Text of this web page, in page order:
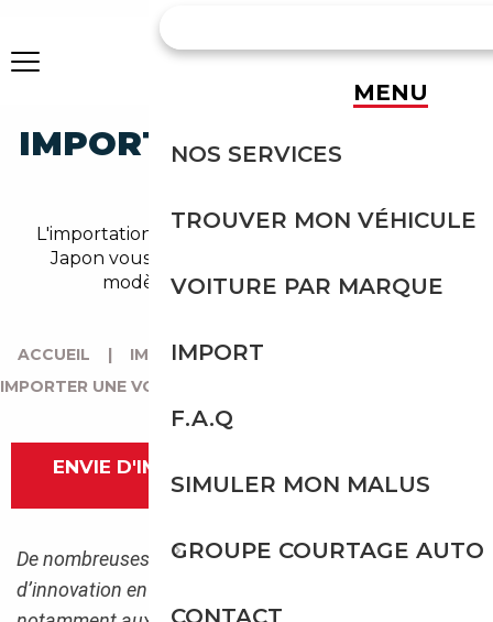
IMPORTER UNE VOITURE
L'importation d'une voiture d'occasion depuis le
Japon vous offre la possibilité de trouver des
modèles indisponibles en France.
ACCUEIL | IMPORT HORS EUROPE
IMPORTER UNE VOITURE DU JAPON
ENVIE D'IMPORTER ? CONTACTEZ-NOUS
MAINTENANT
De nombreuses marques japonaises font preuve
d’innovation en matière d’automobile. L’on pense
MENU
NOS SERVICES
TROUVER MON VÉHICULE
VOITURE PAR MARQUE
IMPORT
F.A.Q
SIMULER MON MALUS
GROUPE COURTAGE AUTO
CONTACT